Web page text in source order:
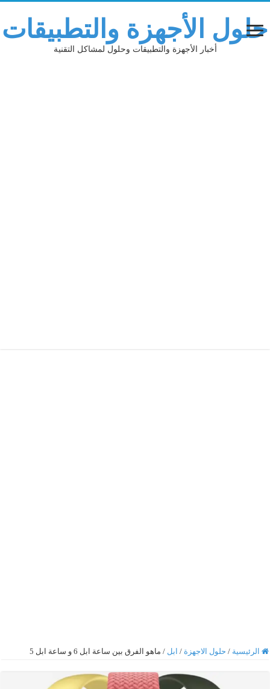
حلول الأجهزة والتطبيقات
أخبار الأجهزة والتطبيقات وحلول لمشاكل التقنية
الرئيسية / حلول الاجهزة / ابل / ماهو الفرق بين ساعة ابل 6 و ساعة ابل 5